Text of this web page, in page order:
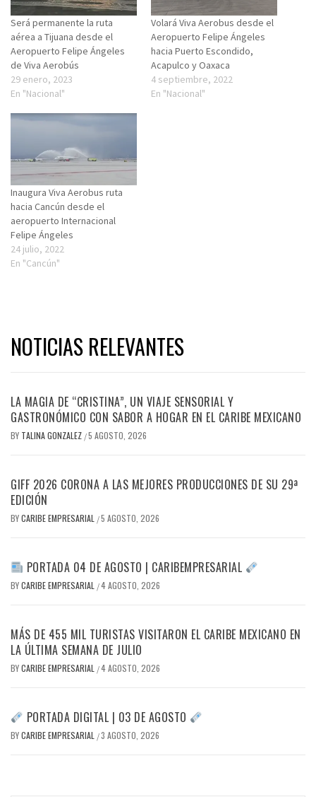
Será permanente la ruta
aérea a Tijuana desde el
Aeropuerto Felipe Ángeles
de Viva Aerobús
29 enero, 2023
En "Nacional"
Volará Viva Aerobus desde el
Aeropuerto Felipe Ángeles
hacia Puerto Escondido,
Acapulco y Oaxaca
4 septiembre, 2022
En "Nacional"
Inaugura Viva Aerobus ruta
hacia Cancún desde el
aeropuerto Internacional
Felipe Ángeles
24 julio, 2022
En "Cancún"
NOTICIAS RELEVANTES
LA MAGIA DE “CRISTINA”, UN VIAJE SENSORIAL Y
GASTRONÓMICO CON SABOR A HOGAR EN EL CARIBE MEXICANO
BY TALINA GONZALEZ /5 AGOSTO, 2026
GIFF 2026 CORONA A LAS MEJORES PRODUCCIONES DE SU 29ª
EDICIÓN
BYCARIBE EMPRESARIAL /5 AGOSTO, 2026
PORTADA 04 DE AGOSTO | CARIBEMPRESARIAL
BYCARIBE EMPRESARIAL /4 AGOSTO, 2026
MÁS DE 455 MIL TURISTAS VISITARON EL CARIBE MEXICANO EN
LA ÚLTIMA SEMANA DE JULIO
BYCARIBE EMPRESARIAL /4 AGOSTO, 2026
PORTADA DIGITAL | 03 DE AGOSTO
BYCARIBE EMPRESARIAL /3 AGOSTO, 2026